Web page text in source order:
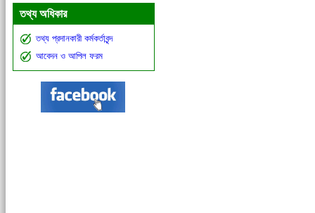
তথ্য অধিকার
তথ্য প্রদানকারী কর্মকর্তাবৃন্দ
আবেদন ও আপিল ফরম